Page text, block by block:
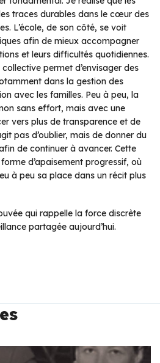
traces durables dans le cœur des
L’école, de son côté, se voit
afin de mieux accompagner
et leurs difficultés quotidiennes.
permet d’envisager des
dans la gestion des
avec les familles. Peu à peu, la
sans effort, mais avec une
vers plus de transparence et de
pas d’oublier, mais de donner du
de continuer à avancer. Cette
d’apaisement progressif, où
à peu sa place dans un récit plus
qui rappelle la force discrète
partagée aujourd’hui.